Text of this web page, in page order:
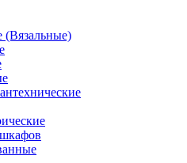
(Вязальные)